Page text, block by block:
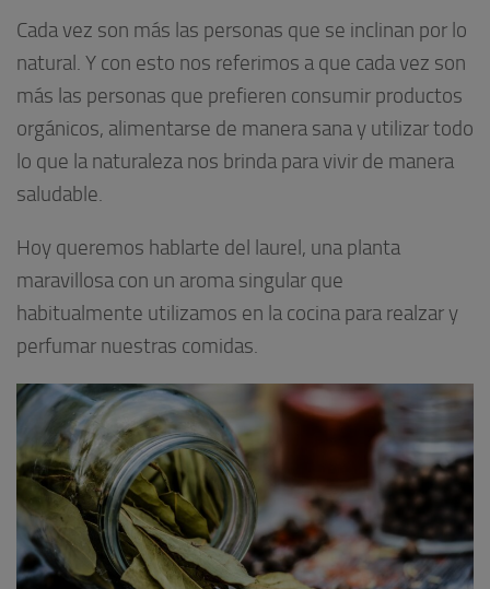
Cada vez son más las personas que se inclinan por lo
natural. Y con esto nos referimos a que cada vez son
más las personas que prefieren consumir productos
orgánicos, alimentarse de manera sana y utilizar todo
lo que la naturaleza nos brinda para vivir de manera
saludable.
Hoy queremos hablarte del laurel, una planta
maravillosa con un aroma singular que
habitualmente utilizamos en la cocina para realzar y
perfumar nuestras comidas.